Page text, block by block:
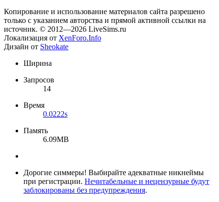
Копирование и использование материалов сайта разрешено
только с указанием авторства и прямой активной ссылки на
источник. © 2012—2026 LiveSims.ru
Локализация от XenForo.Info
Дизайн от Sheokate
Ширина
Запросов
14
Время
0.0222s
Память
6.09MB
Дорогие симмеры! Выбирайте адекватные никнеймы
при регистрации. Нечитабельные и нецензурные будут
заблокированы без предупреждения.